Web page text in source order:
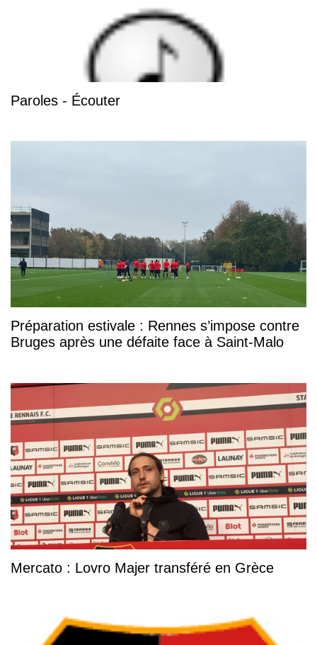
Paroles - Écouter
Préparation estivale : Rennes s’impose contre
Bruges après une défaite face à Saint-Malo
Mercato : Lovro Majer transféré en Grèce